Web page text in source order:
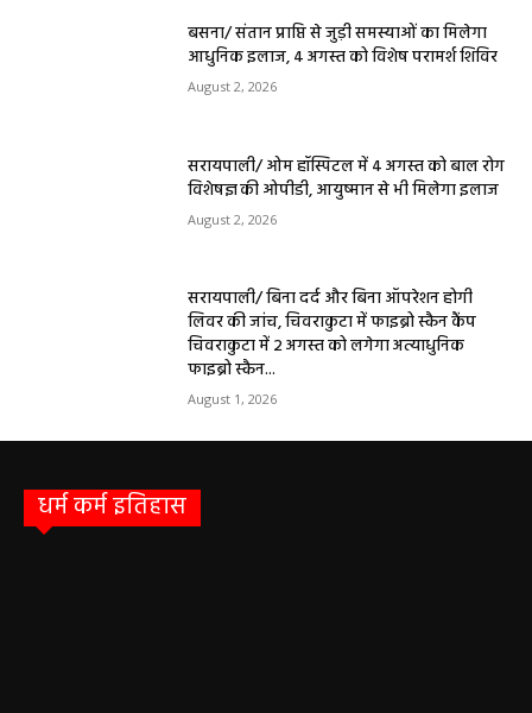
बसना/ संतान प्राप्ति से जुड़ी समस्याओं का मिलेगा
आधुनिक इलाज, 4 अगस्त को विशेष परामर्श शिविर
August 2, 2026
सरायपाली/ ओम हॉस्पिटल में 4 अगस्त को बाल रोग
विशेषज्ञ की ओपीडी, आयुष्मान से भी मिलेगा इलाज
August 2, 2026
सरायपाली/ बिना दर्द और बिना ऑपरेशन होगी
लिवर की जांच, चिवराकुटा में फाइब्रो स्कैन कैंप
चिवराकुटा में 2 अगस्त को लगेगा अत्याधुनिक
फाइब्रो स्कैन...
August 1, 2026
धर्म कर्म इतिहास